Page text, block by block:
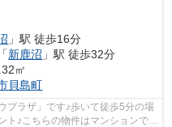
」駅 徒歩16分
「新鹿沼 」駅 徒歩32分
㎡
貝島町
プラザ」です♪歩いて徒歩5分の場
ト♪こちらの物件はマンションです